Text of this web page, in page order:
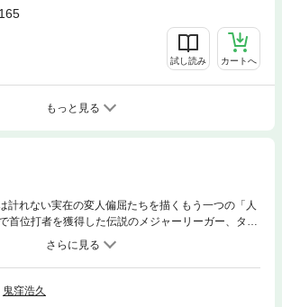
165
試し読み カートへ
もっと見る
計れない実在の変人偏屈たちを描くもう一つの「人
位打者を獲得した伝説のメジャーリーガー、タ
功績を打ち立てながらも、異様なまでの負けず嫌
最も忌み嫌われた選手ともいわれた男の苛烈なる生
ルは『変人偏屈列伝』の分冊版となります。重
い。
鬼窪浩久